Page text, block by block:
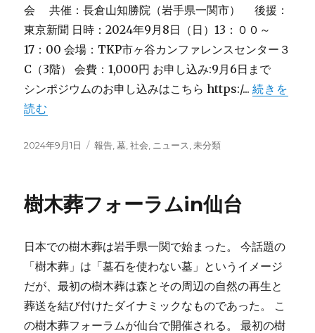
会 共催：長倉山知勝院（岩手県一関市） 後援：
東京新聞 日時：2024年9月8日（日）13：００～
17：00 会場：TKP市ヶ谷カンファレンスセンター３
C（3階） 会費：1,000円 お申し込み:9月6日まで
シンポジウムのお申し込みはこちら https:/...続きを
読む
投
2024年9月1日
カ
ー
報告 ,墓 ,社会 ニュース 未分類
樹木葬フォーラムin仙台
日本での樹木葬は岩手県一関で始まった。 今話題の
「樹木葬」は「墓石を使わない墓」というイメージ
だが、最初の樹木葬は森とその周辺の自然の再生と
葬送を結び付けたダイナミックなものであった。 こ
の樹木葬フォーラムが仙台で開催される。 最初の樹